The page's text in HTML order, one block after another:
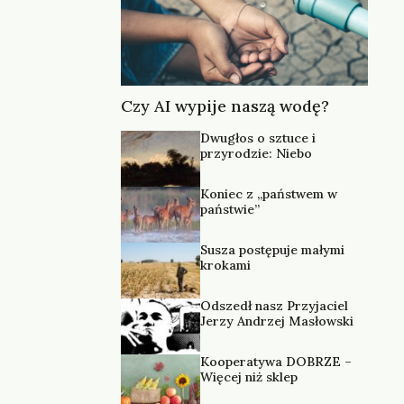
Czy AI wypije naszą wodę?
Dwugłos o sztuce i
przyrodzie: Niebo
Koniec z „państwem w
państwie”
Susza postępuje małymi
krokami
Odszedł nasz Przyjaciel
Jerzy Andrzej Masłowski
Kooperatywa DOBRZE –
Więcej niż sklep